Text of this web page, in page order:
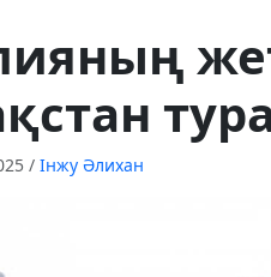
/ Інжу Әлихан